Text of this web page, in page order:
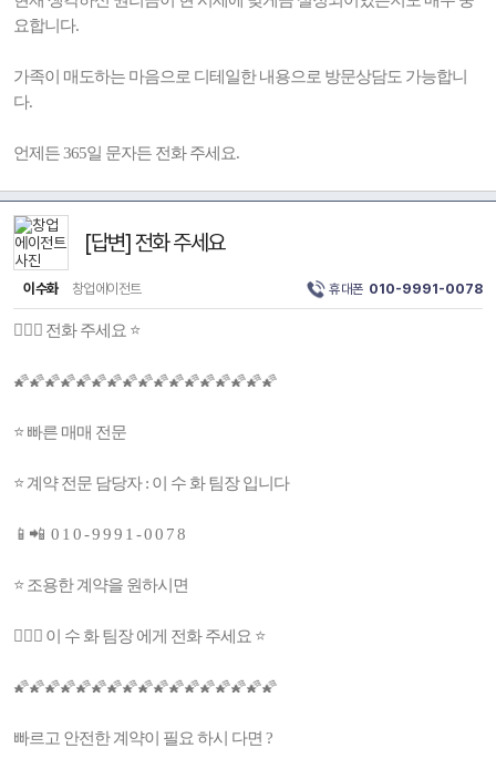
요합니다.
가족이 매도하는 마음으로 디테일한 내용으로 방문상담도 가능합니
다.
언제든 365일 문자든 전화 주세요.
[답변] 전화 주세요
이수화 창업에이전트 휴대폰 010-9991-0078
👩🏻‍⚕️ 전화 주세요 ⭐️
🌠🌠🌠🌠🌠🌠🌠🌠🌠🌠🌠🌠🌠🌠🌠🌠🌠
⭐ 빠른 매매 전문
⭐ 계약 전문 담당자 : 이 수 화 팀장 입니다
📱📲 0 1 0 - 9 9 9 1 - 0 0 7 8
⭐ 조용한 계약을 원하시면
👩🏻‍⚕️ 이 수 화 팀장 에게 전화 주세요 ⭐️
🌠🌠🌠🌠🌠🌠🌠🌠🌠🌠🌠🌠🌠🌠🌠🌠🌠
빠르고 안전한 계약이 필요 하시 다면 ?